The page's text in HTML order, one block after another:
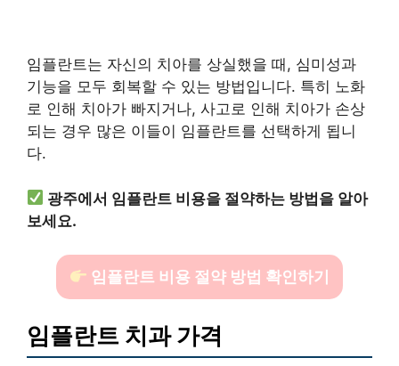
임플란트는 자신의 치아를 상실했을 때, 심미성과
기능을 모두 회복할 수 있는 방법입니다. 특히 노화
로 인해 치아가 빠지거나, 사고로 인해 치아가 손상
되는 경우 많은 이들이 임플란트를 선택하게 됩니
다.
광주에서 임플란트 비용을 절약하는 방법을 알아
보세요.
임플란트 비용 절약 방법 확인하기
임플란트 치과 가격